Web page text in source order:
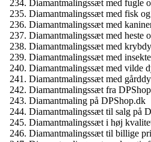
Diamantmalingssæt med fugle
Diamantmalingssæt med fisk
Diamantmalingssæt med
Diamantmalingssæt med heste
Diamantmalingssæt med
Diamantmalingssæt med
Diamantmalingssæt med vilde
Diamantmalingssæt med
Diamantmalingssæt fra
Diamantmaling på DPShop.dk
Diamantmalingssæt til salg på
Diamantmalingssæt i høj
Diamantmalingssæt til billige